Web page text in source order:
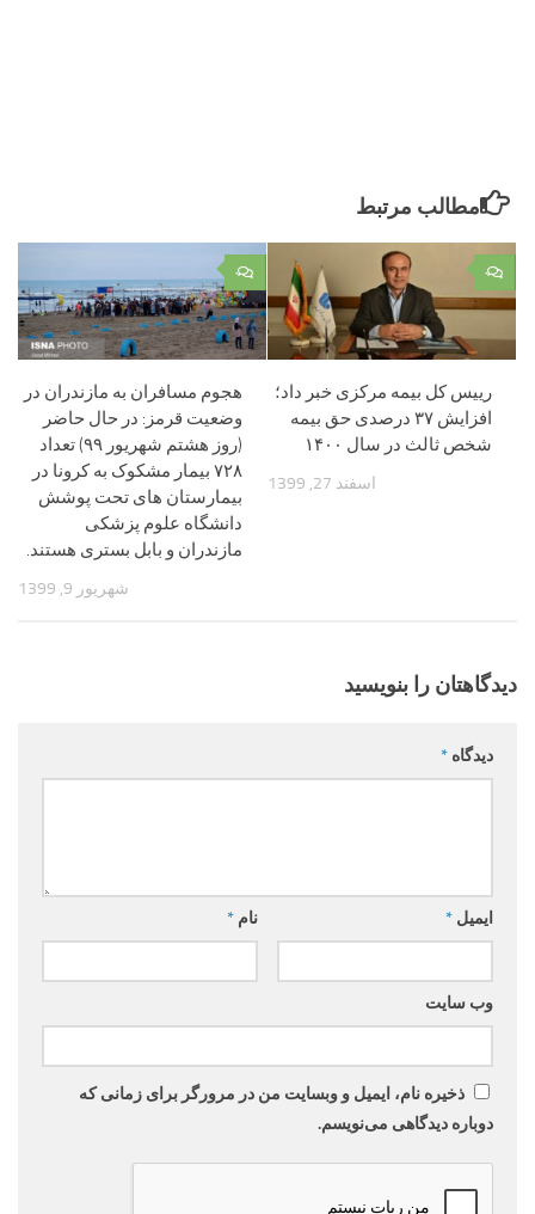
مطالب مرتبط
۰
هجوم مسافران به مازندران در
وضعیت قرمز: در حال حاضر
(روز هشتم شهریور ۹۹) تعداد
۷۲۸ بیمار مشکوک به کرونا در
بیمارستان های تحت پوشش
دانشگاه علوم پزشکی
مازندران و بابل بستری هستند.
شهریور 9, 1399
۰
رییس کل بیمه مرکزی خبر داد؛
افزایش ۳۷ درصدی حق بیمه
شخص ثالث در سال ۱۴۰۰
اسفند 27, 1399
دیدگاهتان را بنویسید
دیدگاه *
نام * ایمیل *
وب‌ سایت
ذخیره نام، ایمیل و وبسایت من در مرورگر برای زمانی که
دوباره دیدگاهی می‌نویسم.